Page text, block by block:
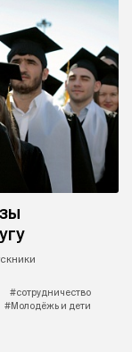
#сотрудничество
#Молодёжь и дети